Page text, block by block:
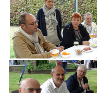
ARMCHAIR